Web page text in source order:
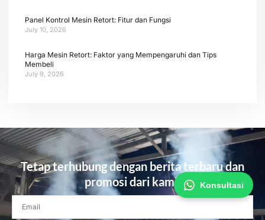
Panel Kontrol Mesin Retort: Fitur dan Fungsi
July 10, 2026
Harga Mesin Retort: Faktor yang Mempengaruhi dan Tips
Membeli
July 9, 2026
Tetap terhubung dengan berita terbaru dan
promosi dari kami.
Konsultasi